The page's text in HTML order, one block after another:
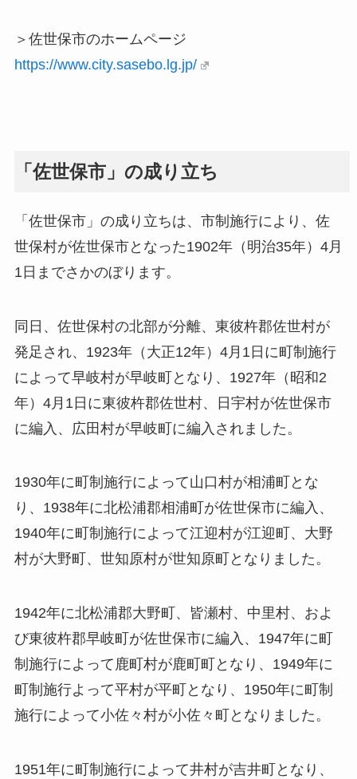
＞佐世保市のホームページ
https://www.city.sasebo.lg.jp/
「佐世保市」の成り立ち
「佐世保市」の成り立ちは、市制施行により、佐
世保村が佐世保市となった1902年（明治35年）4月
1日までさかのぼります。
同日、佐世保村の北部が分離、東彼杵郡佐世村が
発足され、1923年（大正12年）4月1日に町制施行
によって早岐村が早岐町となり、1927年（昭和2
年）4月1日に東彼杵郡佐世村、日宇村が佐世保市
に編入、広田村が早岐町に編入されました。
1930年に町制施行によって山口村が相浦町とな
り、1938年に北松浦郡相浦町が佐世保市に編入、
1940年に町制施行によって江迎村が江迎町、大野
村が大野町、世知原村が世知原町となりました。
1942年に北松浦郡大野町、皆瀬村、中里村、およ
び東彼杵郡早岐町が佐世保市に編入、1947年に町
制施行によって鹿町村が鹿町町となり、1949年に
町制施行よって平村が平町となり、1950年に町制
施行によって小佐々村が小佐々町となりました。
1951年に町制施行によって井村が吉井町となり、